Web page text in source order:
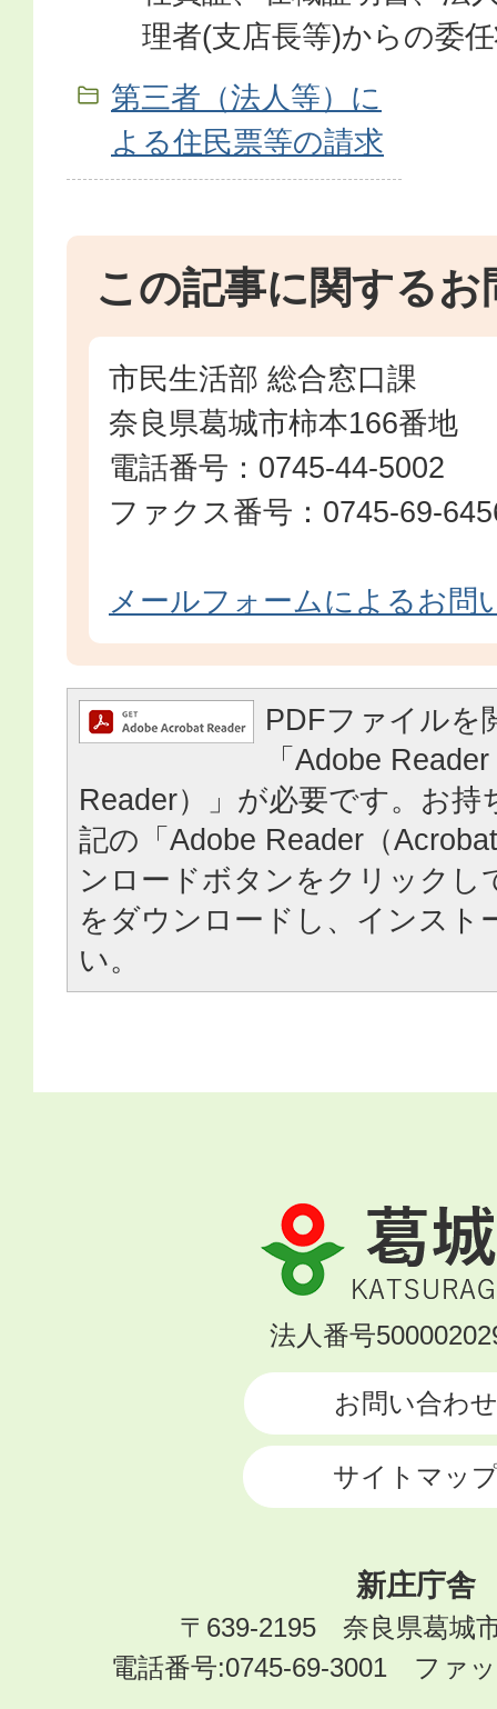
理者(支店長等)からの委
第三者（法人等）に
よる住民票等の請求
この記事に関するお
市民生活部 総合窓口課
奈良県葛城市柿本166番地
電話番号：0745-44-5002
ファクス番号：0745-69-
メールフォームによるお問
PDFファイルを
「Adobe
Reader）」が必要です。お持
記の「Adobe Reader（
ンロードボタンをクリックし
をダウンロードし、インスト
い。
葛
城
市
KATSURAGI
法人番号
お問い合わせ
サイトマッ
新庄庁舎
〒639-2195 奈良県葛城
電話番号:0745-69-3001 ファ